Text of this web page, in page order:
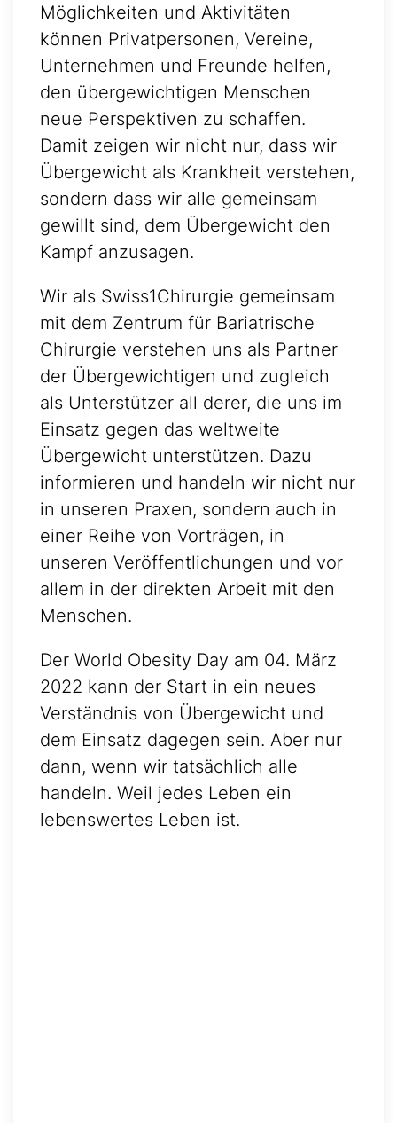
Möglichkeiten und Aktivitäten
können Privatpersonen, Vereine,
Unternehmen und Freunde helfen,
den übergewichtigen Menschen
neue Perspektiven zu schaffen.
Damit zeigen wir nicht nur, dass wir
Übergewicht als Krankheit verstehen,
sondern dass wir alle gemeinsam
gewillt sind, dem Übergewicht den
Kampf anzusagen.
Wir als Swiss1Chirurgie gemeinsam
mit dem Zentrum für Bariatrische
Chirurgie verstehen uns als Partner
der Übergewichtigen und zugleich
als Unterstützer all derer, die uns im
Einsatz gegen das weltweite
Übergewicht unterstützen. Dazu
informieren und handeln wir nicht nur
in unseren Praxen, sondern auch in
einer Reihe von Vorträgen, in
unseren Veröffentlichungen und vor
allem in der direkten Arbeit mit den
Menschen.
Der World Obesity Day am 04. März
2022 kann der Start in ein neues
Verständnis von Übergewicht und
dem Einsatz dagegen sein. Aber nur
dann, wenn wir tatsächlich alle
handeln. Weil jedes Leben ein
lebenswertes Leben ist.